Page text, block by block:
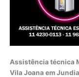
Assistência técnica
Vila Joana em